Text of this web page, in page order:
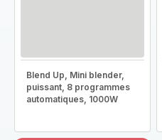
Blend Up, Mini blender,
puissant, 8 programmes
automatiques, 1000W